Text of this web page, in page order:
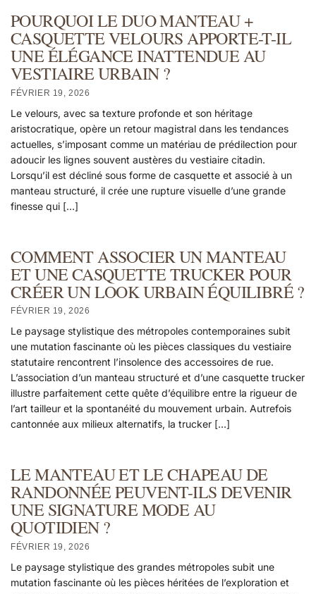
POURQUOI LE DUO MANTEAU +
CASQUETTE VELOURS APPORTE-T-IL
UNE ÉLÉGANCE INATTENDUE AU
VESTIAIRE URBAIN ?
FÉVRIER 19, 2026
Le velours, avec sa texture profonde et son héritage
aristocratique, opère un retour magistral dans les tendances
actuelles, s’imposant comme un matériau de prédilection pour
adoucir les lignes souvent austères du vestiaire citadin.
Lorsqu’il est décliné sous forme de casquette et associé à un
manteau structuré, il crée une rupture visuelle d’une grande
finesse qui […]
COMMENT ASSOCIER UN MANTEAU
ET UNE CASQUETTE TRUCKER POUR
CRÉER UN LOOK URBAIN ÉQUILIBRÉ ?
FÉVRIER 19, 2026
Le paysage stylistique des métropoles contemporaines subit
une mutation fascinante où les pièces classiques du vestiaire
statutaire rencontrent l’insolence des accessoires de rue.
L’association d’un manteau structuré et d’une casquette trucker
illustre parfaitement cette quête d’équilibre entre la rigueur de
l’art tailleur et la spontanéité du mouvement urbain. Autrefois
cantonnée aux milieux alternatifs, la trucker […]
LE MANTEAU ET LE CHAPEAU DE
RANDONNÉE PEUVENT-ILS DEVENIR
UNE SIGNATURE MODE AU
QUOTIDIEN ?
FÉVRIER 19, 2026
Le paysage stylistique des grandes métropoles subit une
mutation fascinante où les pièces héritées de l’exploration et